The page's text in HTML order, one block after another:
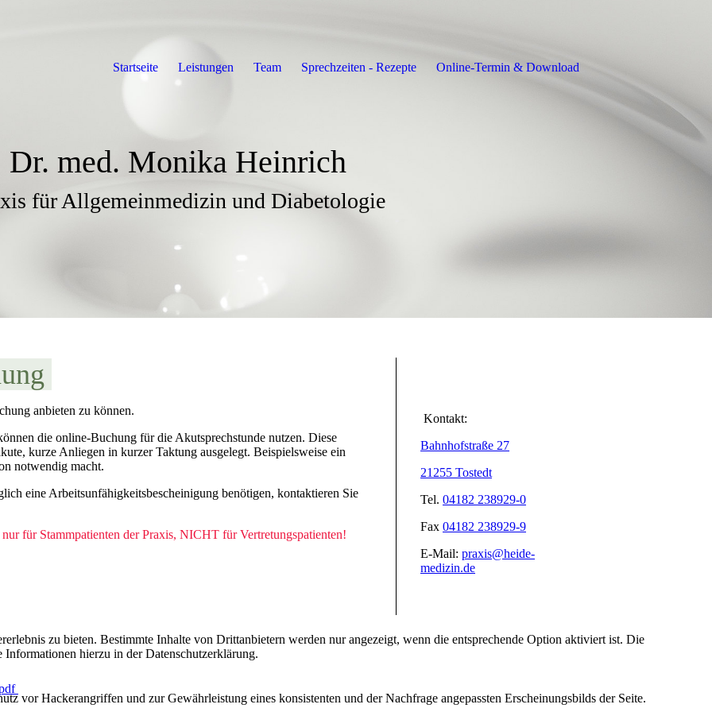
anbieten zu können.
die online-Buchung für die Akutsprechstunde nutzen. Diese
kurze Anliegen in kurzer Taktung ausgelegt. Beispielsweise ein
notwendig macht.
eine Arbeitsunfähigkeitsbescheinigung benötigen, kontaktieren Sie
für Stammpatienten der Praxis, NICHT für Vertretungspatienten!
Kontakt:
Bahnhofstraße 27
21255 Tostedt
Tel. 04182 238929-0
Fax 04182 238929-9
E-Mail: praxis@heide-
medizin.de
Dr. med. Monika Heinrich
für Allgemeinmedizin und Diabetologie
Startseite Leistungen Team Sprechzeiten - Rezepte Online-Termin & Download
zu bieten. Bestimmte Inhalte von Drittanbietern werden nur angezeigt, wenn die entsprechende Option aktiviert ist. Die
hierzu in der Datenschutzerklärung.
vor Hackerangriffen und zur Gewährleistung eines konsistenten und der Nachfrage angepassten Erscheinungsbilds der Seite.